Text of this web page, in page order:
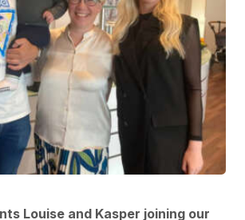
Louise and Kasper joining our